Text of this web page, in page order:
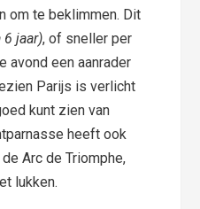
om te beklimmen. Dit
6 jaar), of sneller per
avond een aanrader
Parijs is verlicht
kunt zien van
heeft ook
Arc de Triomphe,
lukken.